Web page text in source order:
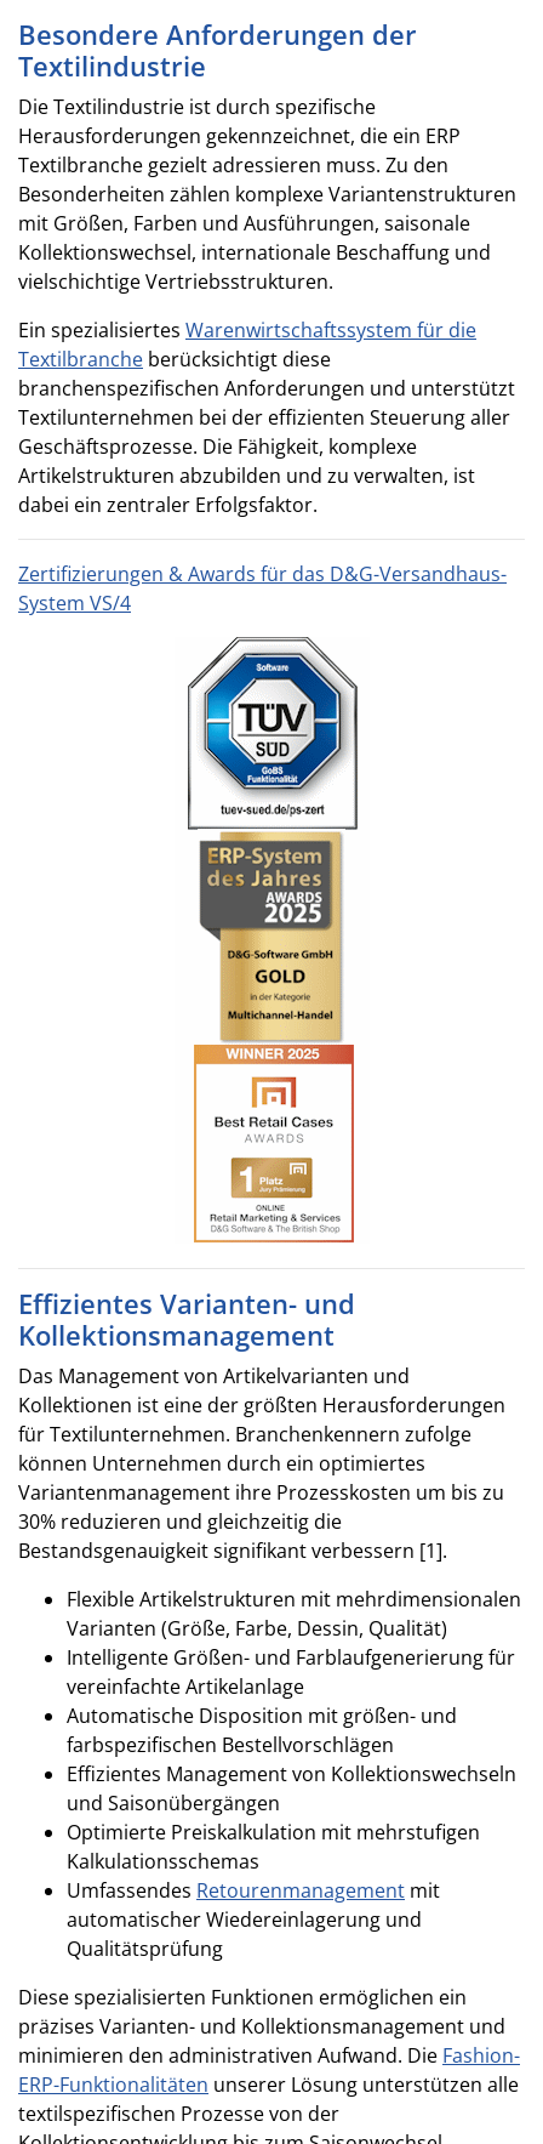
Besondere Anforderungen der
Textilindustrie
Die Textilindustrie ist durch spezifische
Herausforderungen gekennzeichnet, die ein ERP
Textilbranche gezielt adressieren muss. Zu den
Besonderheiten zählen komplexe Variantenstrukturen
mit Größen, Farben und Ausführungen, saisonale
Kollektionswechsel, internationale Beschaffung und
vielschichtige Vertriebsstrukturen.
Ein spezialisiertes Warenwirtschaftssystem für die
Textilbranche berücksichtigt diese
branchenspezifischen Anforderungen und unterstützt
Textilunternehmen bei der effizienten Steuerung aller
Geschäftsprozesse. Die Fähigkeit, komplexe
Artikelstrukturen abzubilden und zu verwalten, ist
dabei ein zentraler Erfolgsfaktor.
Zertifizierungen & Awards für das D&G-Versandhaus-
System VS/4
Effizientes Varianten- und
Kollektionsmanagement
Das Management von Artikelvarianten und
Kollektionen ist eine der größten Herausforderungen
für Textilunternehmen. Branchenkennern zufolge
können Unternehmen durch ein optimiertes
Variantenmanagement ihre Prozesskosten um bis zu
30% reduzieren und gleichzeitig die
Bestandsgenauigkeit signifikant verbessern [1].
Flexible Artikelstrukturen mit mehrdimensionalen
Varianten (Größe, Farbe, Dessin, Qualität)
Intelligente Größen- und Farblaufgenerierung für
vereinfachte Artikelanlage
Automatische Disposition mit größen- und
farbspezifischen Bestellvorschlägen
Effizientes Management von Kollektionswechseln
und Saisonübergängen
Optimierte Preiskalkulation mit mehrstufigen
Kalkulationsschemas
Umfassendes Retourenmanagement mit
automatischer Wiedereinlagerung und
Qualitätsprüfung
Diese spezialisierten Funktionen ermöglichen ein
präzises Varianten- und Kollektionsmanagement und
minimieren den administrativen Aufwand. Die Fashion-
ERP-Funktionalitäten unserer Lösung unterstützen alle
textilspezifischen Prozesse von der